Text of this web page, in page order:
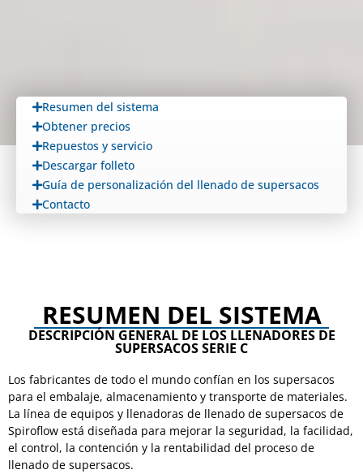
Resumen del sistema
Obtener precios
Repuestos y servicio
Descargar folleto
Guía de personalización del llenado de supersacos
Contacto
RESUMEN DEL SISTEMA
DESCRIPCIÓN GENERAL DE LOS LLENADORES DE
SUPERSACOS SERIE C
Los fabricantes de todo el mundo confían en los supersacos
para el embalaje, almacenamiento y transporte de materiales.
La línea de equipos y llenadoras de llenado de supersacos de
Spiroflow está diseñada para mejorar la seguridad, la facilidad,
el control, la contención y la rentabilidad del proceso de
llenado de supersacos.